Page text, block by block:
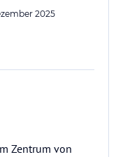
2025
Zentrum von